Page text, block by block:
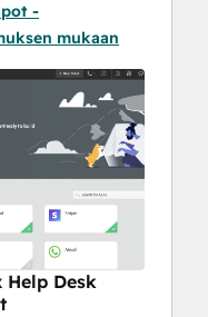
-
mukaan
Help Desk